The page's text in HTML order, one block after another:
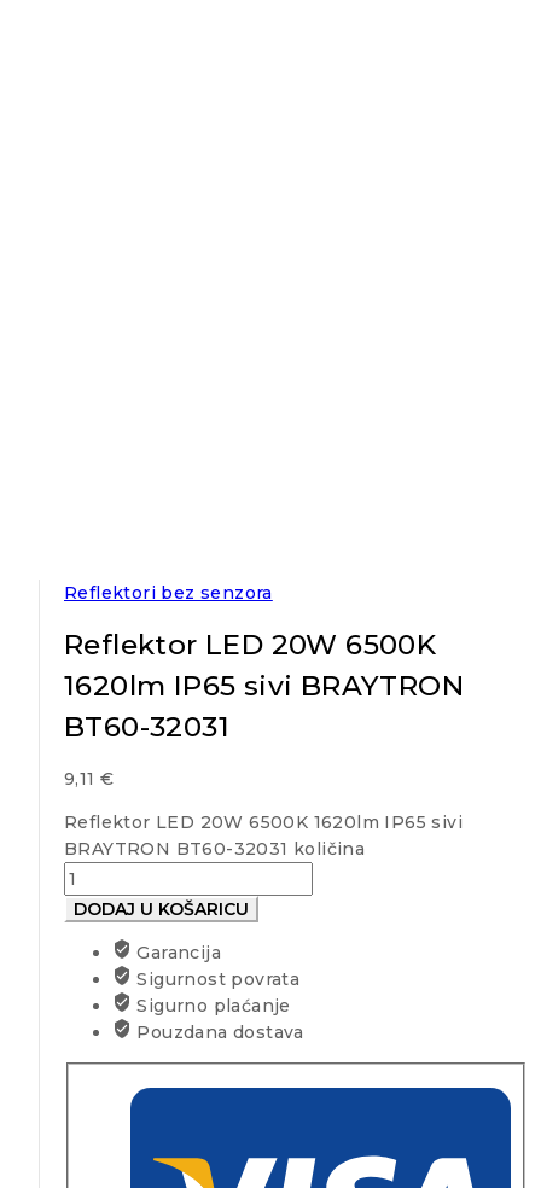
Reflektori bez senzora
Reflektor LED 20W 6500K
1620lm IP65 sivi BRAYTRON
BT60-32031
9,11 €
Reflektor LED 20W 6500K 1620lm IP65 sivi
BRAYTRON BT60-32031 količina
DODAJ U KOŠARICU
Garancija
Sigurnost povrata
Sigurno plaćanje
Pouzdana dostava